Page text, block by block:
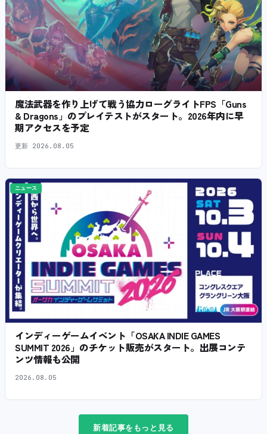
魔法武器を作り上げて戦う協力ローグライトFPS「Guns
& Dragons」のプレイテストがスタート。2026年内に早
期アクセスを予定
更新 2026.08.05
ニュース
インディーゲームイベント「OSAKA INDIE GAMES
SUMMIT 2026」のチケット販売がスタート。出展コンテ
ンツ情報も公開
2026.08.05
新着記事をもっと見る